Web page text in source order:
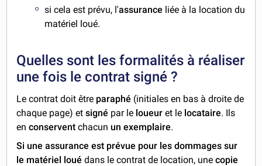
si cela est prévu, l'assurance liée à la location du
matériel loué.
Quelles sont les formalités à réaliser
une fois le contrat signé ?
Le contrat doit être paraphé (initiales en bas à droite de
chaque page) etsigné par le loueuret le locataire. Ils
enconserventchacun un exemplaire.
Si une assurance est prévue pour les dommages sur
le matériel loué dans le contrat de location, unecopie